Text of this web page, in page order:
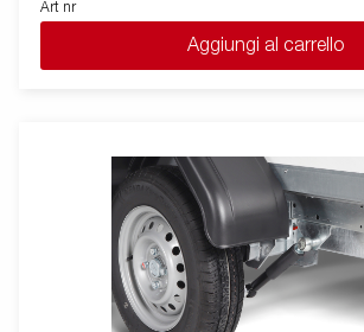
Art nr
Aggiungi al carrello